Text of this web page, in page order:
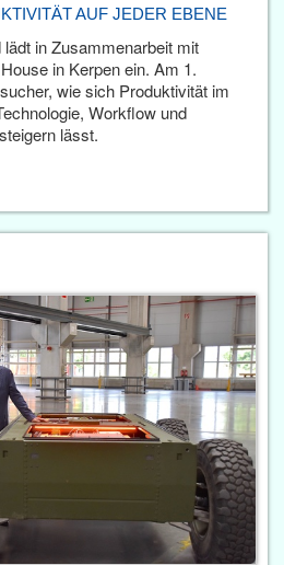
AUF JEDER EBENE
in Zusammenarbeit mit
in Kerpen ein. Am 1.
wie sich Produktivität im
Workflow und
lässt.